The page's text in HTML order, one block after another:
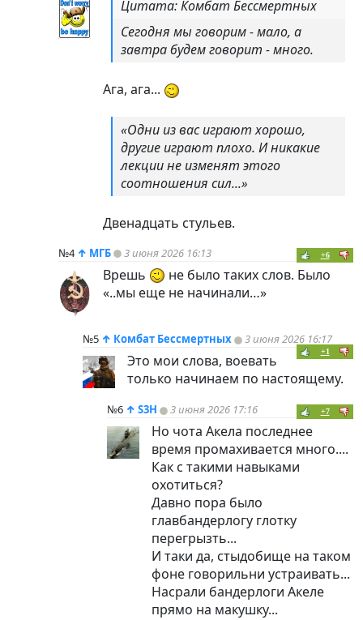
Цитата: Комбат Бессмертных
Сегодня мы говорим - мало, а
завтра будем говорит - много.
Ага, ага...
«Одни из вас играют хорошо,
другие играют плохо. И никакие
лекции не изменят этого
соотношения сил...»
Двенадцать стульев.
№4 ↑ МГБ 3 июня 2026 16:13 +6
Врешь
не было таких слов. Было
«..мы еще не начинали…»
№5 ↑ Комбат Бессмертных 3 июня 2026 16:17
+1
Это мои слова, воевать
только начинаем по настоящему.
№6 ↑ S3H 3 июня 2026 17:16 +7
Но чота Акела последнее
время промахивается много....
Как с такими навыками
охотиться?
Давно пора было
главбандерлогу глотку
перегрызть...
И таки да, стыдобище на таком
фоне говорильни устраивать...
Насрали бандерлоги Акеле
прямо на макушку...